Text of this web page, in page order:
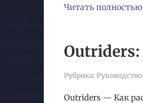
Читать полностью
Рубрика:
Outriders — Как